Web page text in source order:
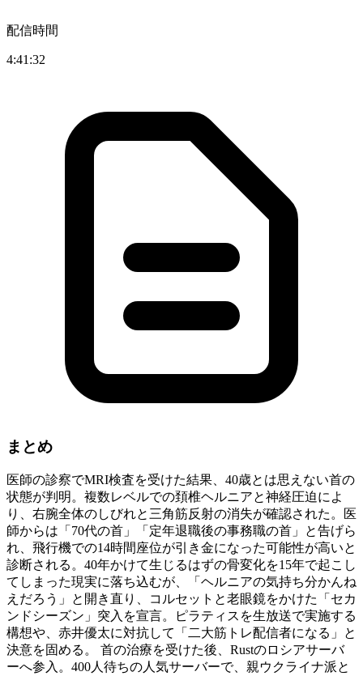
配信時間
4:41:32
まとめ
医師の診察でMRI検査を受けた結果、40歳とは思えない首の
状態が判明。複数レベルでの頚椎ヘルニアと神経圧迫によ
り、右腕全体のしびれと三角筋反射の消失が確認された。医
師からは「70代の首」「定年退職後の事務職の首」と告げら
れ、飛行機での14時間座位が引き金になった可能性が高いと
診断される。40年かけて生じるはずの骨変化を15年で起こし
てしまった現実に落ち込むが、「ヘルニアの気持ち分かんね
えだろう」と開き直り、コルセットと老眼鏡をかけた「セカ
ンドシーズン」突入を宣言。ピラティスを生放送で実施する
構想や、赤井優太に対抗して「二大筋トレ配信者になる」と
決意を固める。 首の治療を受けた後、Rustのロシアサーバ
ーへ参入。400人待ちの人気サーバーで、親ウクライナ派と